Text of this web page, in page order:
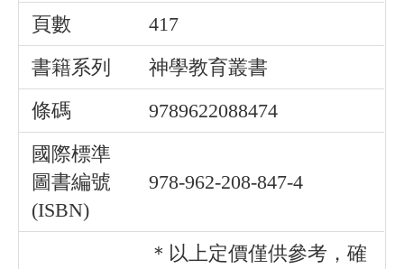
頁數
417
書籍系列
神學教育叢書
條碼
9789622088474
國際標準
圖書編號
(ISBN)
978-962-208-847-4
＊以上定價僅供參考，確